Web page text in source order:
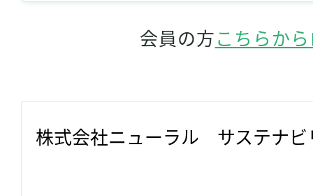
会員の方こちらか
株式会社ニューラル　サステナ